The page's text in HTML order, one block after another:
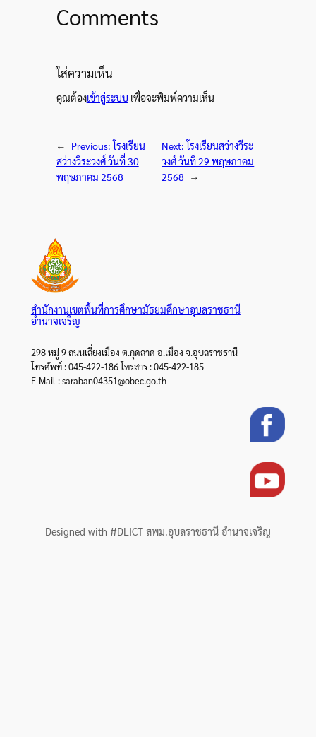
Comments
ใส่ความเห็น
คุณต้องเข้าสู่ระบบ เพื่อจะพิมพ์ความเห็น
← Previous:โรงเรียน
สว่างวีระวงศ์ วันที่ 30
พฤษภาคม 2568
Next:โรงเรียนสว่างวีระ
วงศ์ วันที่ 29 พฤษภาคม
2568
→
สำนักงานเขตพื้นที่การศึกษามัธยมศึกษาอุบลราชธานี
อำนาจเจริญ
298 หมู่ 9 ถนนเลี่ยงเมือง ต.กุดลาด อ.เมือง จ.อุบลราชธานี
โทรศัพท์ : 045-422-186 โทรสาร : 045-422-185
E-Mail : saraban04351@obec.go.th
Designed with #DLICT สพม.อุบลราชธานี อำนาจเจริญ